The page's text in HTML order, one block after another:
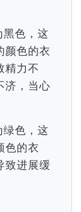
黑色，这
颜色的衣
精力不
济，当心
绿色，这
色的衣
致进展缓